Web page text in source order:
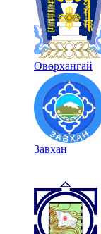
Өвөрхангай
Завхан